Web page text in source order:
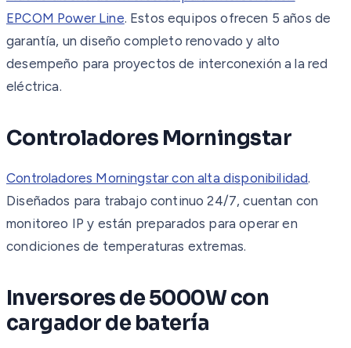
EPCOM Power Line. Estos equipos ofrecen 5 años de
garantía, un diseño completo renovado y alto
desempeño para proyectos de interconexión a la red
eléctrica.
Controladores Morningstar
Controladores Morningstar con alta disponibilidad.
Diseñados para trabajo continuo 24/7, cuentan con
monitoreo IP y están preparados para operar en
condiciones de temperaturas extremas.
Inversores de 5000W con
cargador de batería